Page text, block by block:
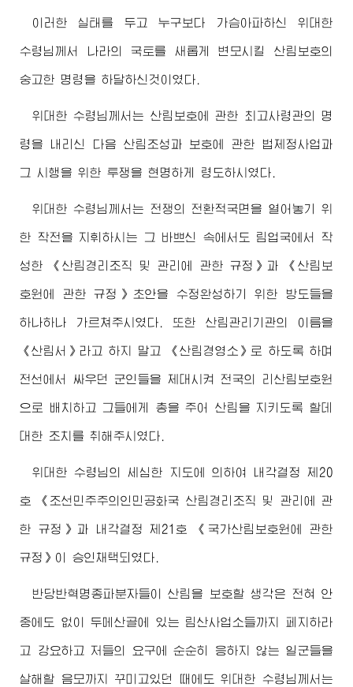
이러한 실태를 두고 누구보다 가슴아파하신 위대한
수령님께서 나라의 국토를 새롭게 변모시킬 산림보호의
숭고한 명령을 하달하신것이였다.
위대한 수령님께서는 산림보호에 관한 최고사령관의 명
령을 내리신 다음 산림조성과 보호에 관한 법제정사업과
그 시행을 위한 투쟁을 현명하게 령도하시였다.
위대한 수령님께서는 전쟁의 전환적국면을 열어놓기 위
한 작전을 지휘하시는 그 바쁘신 속에서도 림업국에서 작
성한 《산림경리조직 및 관리에 관한 규정》과 《산림보
호원에 관한 규정》초안을 수정완성하기 위한 방도들을
하나하나 가르쳐주시였다. 또한 산림관리기관의 이름을
《산림서》라고 하지 말고 《산림경영소》로 하도록 하며
전선에서 싸우던 군인들을 제대시켜 전국의 리산림보호원
으로 배치하고 그들에게 총을 주어 산림을 지키도록 할데
대한 조치를 취해주시였다.
위대한 수령님의 세심한 지도에 의하여 내각결정 제20
호 《조선민주주의인민공화국 산림경리조직 및 관리에 관
한 규정》과 내각결정 제21호 《국가산림보호원에 관한
규정》이 승인채택되였다.
반당반혁명종파분자들이 산림을 보호할 생각은 전혀 안
중에도 없이 두메산골에 있는 림산사업소들까지 페지하라
고 강요하고 저들의 요구에 순순히 응하지 않는 일군들을
살해할 음모까지 꾸미고있던 때에도위대한 수령님께서는